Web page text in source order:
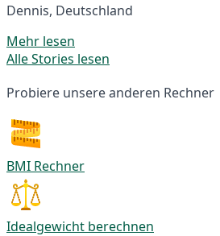
Dennis, Deutschland
Mehr lesen
Alle Stories lesen
Probiere unsere anderen Rechner
BMI Rechner
Idealgewicht berechnen